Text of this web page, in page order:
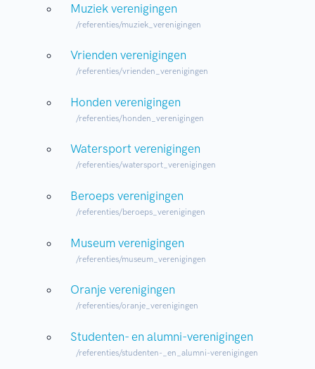
Muziek verenigingen
/referenties/muziek_verenigingen
Vrienden verenigingen
/referenties/vrienden_verenigingen
Honden verenigingen
/referenties/honden_verenigingen
Watersport verenigingen
/referenties/watersport_verenigingen
Beroeps verenigingen
/referenties/beroeps_verenigingen
Museum verenigingen
/referenties/museum_verenigingen
Oranje verenigingen
/referenties/oranje_verenigingen
Studenten- en alumni-verenigingen
/referenties/studenten-_en_alumni-verenigingen